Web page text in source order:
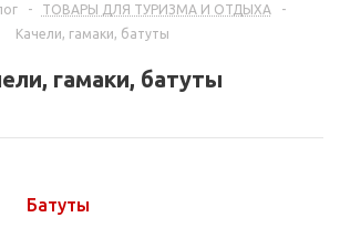
- ТОВАРЫ ДЛЯ ТУРИЗМА И ОТДЫХА
-
Качели, гамаки, батуты
гамаки, батуты
Батуты